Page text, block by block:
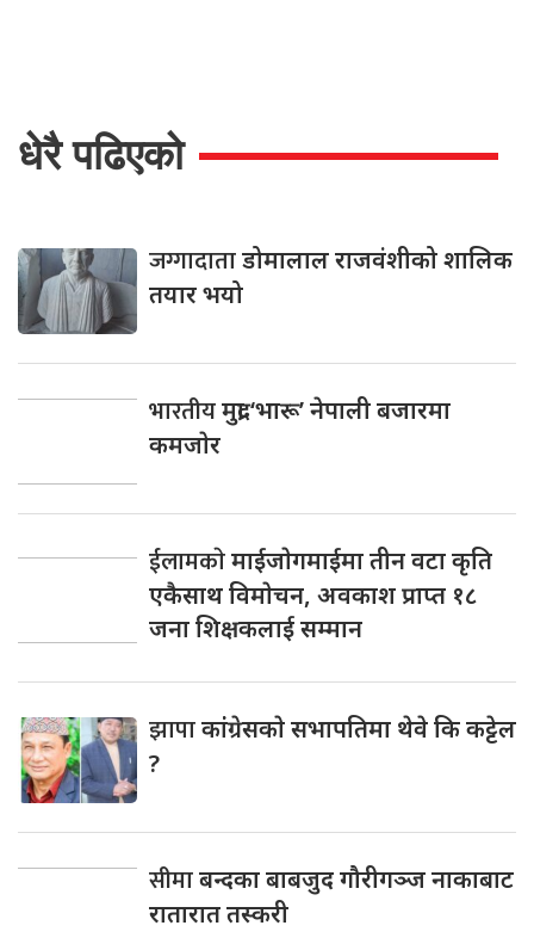
धेरै पढिएको
जग्गादाताडोमालाल राजवंशीको शालिक
तयार भयो
भारतीयमुद्रा ‘भारू’ नेपाली बजारमा
कमजाेर
ईलामकाेमाईजाेगमाईमा तीन वटा कृति
एकैसाथ विमाेचन, अवकाश प्राप्त १८
जना शिक्षकलाई सम्मान
झापाकांंग्रेसकाे सभापतिमा थेवे कि कट्टेल
?
सीमाबन्दका बाबजुद गौरीगञ्ज नाकाबाट
रातारात तस्करी